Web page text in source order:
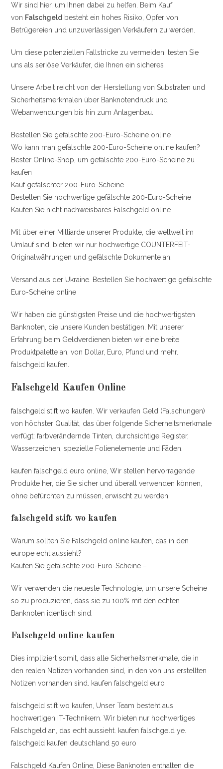
Wir sind hier, um Ihnen dabei zu helfen. Beim Kauf
von Falschgeld besteht ein hohes Risiko, Opfer von
Betrügereien und unzuverlässigen Verkäufern zu werden.
Um diese potenziellen Fallstricke zu vermeiden, testen Sie
uns als seriöse Verkäufer, die Ihnen ein sicheres
Unsere Arbeit reicht von der Herstellung von Substraten und
Sicherheitsmerkmalen über Banknotendruck und
Webanwendungen bis hin zum Anlagenbau.
Bestellen Sie gefälschte 200-Euro-Scheine online
Wo kann man gefälschte 200-Euro-Scheine online kaufen?
Bester Online-Shop, um gefälschte 200-Euro-Scheine zu
kaufen
Kauf gefälschter 200-Euro-Scheine
Bestellen Sie hochwertige gefälschte 200-Euro-Scheine
Kaufen Sie nicht nachweisbares Falschgeld online
Mit über einer Milliarde unserer Produkte, die weltweit im
Umlauf sind, bieten wir nur hochwertige COUNTERFEIT-
Originalwährungen und gefälschte Dokumente an.
Versand aus der Ukraine. Bestellen Sie hochwertige gefälschte
Euro-Scheine online
Wir haben die günstigsten Preise und die hochwertigsten
Banknoten, die unsere Kunden bestätigen. Mit unserer
Erfahrung beim Geldverdienen bieten wir eine breite
Produktpalette an, von Dollar, Euro, Pfund und mehr.
falschgeld kaufen.
Falschgeld Kaufen Online
falschgeld stift wo kaufen. Wir verkaufen Geld (Fälschungen)
von höchster Qualität, das über folgende Sicherheitsmerkmale
verfügt: farbverändernde Tinten, durchsichtige Register,
Wasserzeichen, spezielle Folienelemente und Fäden.
kaufen falschgeld euro online, Wir stellen hervorragende
Produkte her, die Sie sicher und überall verwenden können,
ohne befürchten zu müssen, erwischt zu werden.
falschgeld stift wo kaufen
Warum sollten Sie Falschgeld online kaufen, das in den
europe echt aussieht?
Kaufen Sie gefälschte 200-Euro-Scheine –
Wir verwenden die neueste Technologie, um unsere Scheine
so zu produzieren, dass sie zu 100% mit den echten
Banknoten identisch sind.
Falschgeld online kaufen
Dies impliziert somit, dass alle Sicherheitsmerkmale, die in
den realen Notizen vorhanden sind, in den von uns erstellten
Notizen vorhanden sind. kaufen falschgeld euro
falschgeld stift wo kaufen, Unser Team besteht aus
hochwertigen IT-Technikern. Wir bieten nur hochwertiges
Falschgeld an, das echt aussieht. kaufen falschgeld ye.
falschgeld kaufen deutschland 50 euro
Falschgeld Kaufen Online, Diese Banknoten enthalten die